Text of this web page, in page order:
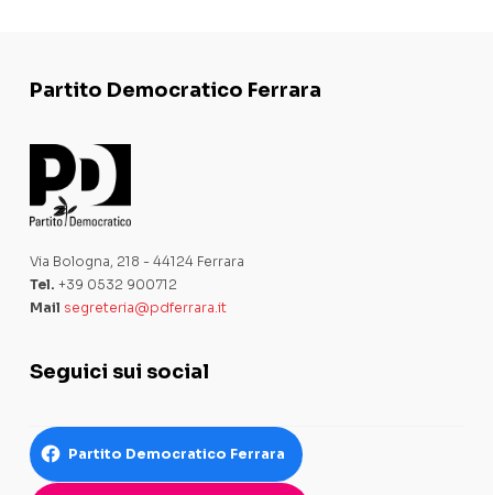
Partito Democratico Ferrara
Via Bologna, 218 - 44124 Ferrara
Tel. +39 0532 900712
Mail segreteria@pdferrara.it
Seguici sui social
Partito Democratico Ferrara